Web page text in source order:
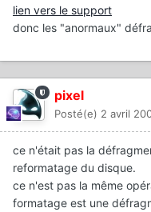
lien vers le support
donc les "anormaux"
pixel
Posté(e) 2 avril
ce n'était pas la
reformatage du disque.
ce n'est pas la même
formatage est une